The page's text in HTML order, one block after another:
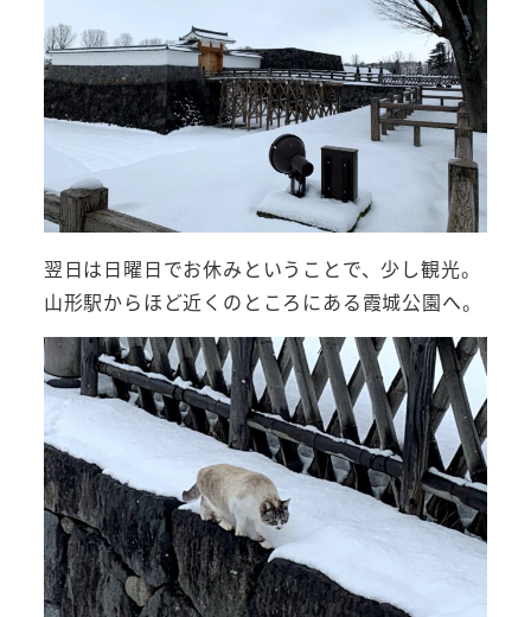
翌日は日曜日でお休みということで、少し観光。
山形駅からほど近くのところにある霞城公園へ。